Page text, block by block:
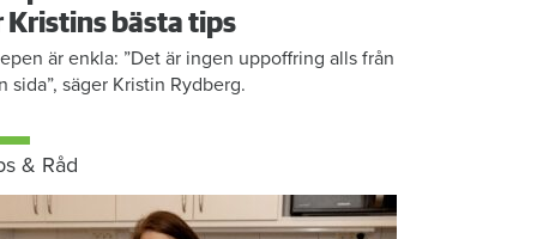
Kristins bästa tips
är enkla: ”Det är ingen uppoffring alls från
sida”, säger Kristin Rydberg.
& Råd